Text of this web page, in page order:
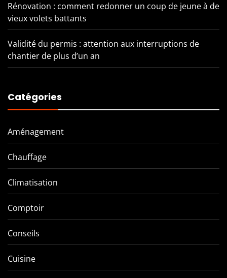
Rénovation : comment redonner un coup de jeune à de
vieux volets battants
Validité du permis : attention aux interruptions de
chantier de plus d’un an
Catégories
Aménagement
Chauffage
Climatisation
Comptoir
Conseils
Cuisine